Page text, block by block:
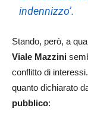
indennizzo’.
Stando, però, a
Viale Mazzini
conflitto di
quanto dichiarato
pubblico: